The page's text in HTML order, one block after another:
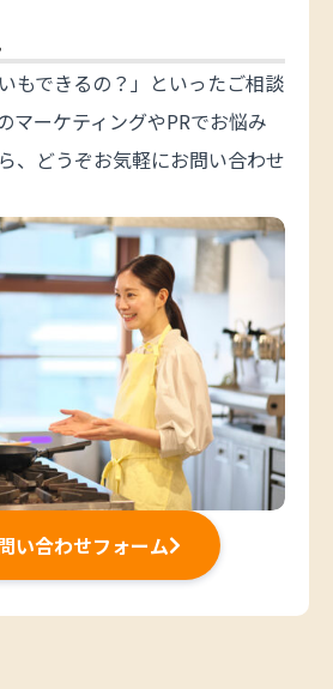
もできるの？」といったご相談
マーケティングやPRでお悩み
、どうぞお気軽にお問い合わせ
い合わせフォーム